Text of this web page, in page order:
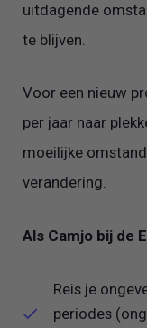
uitdagende
te blijven.
Voor een nieuw
per jaar naar
moeilijke
verandering.
Als Camjo bij de
Reis je
periodes